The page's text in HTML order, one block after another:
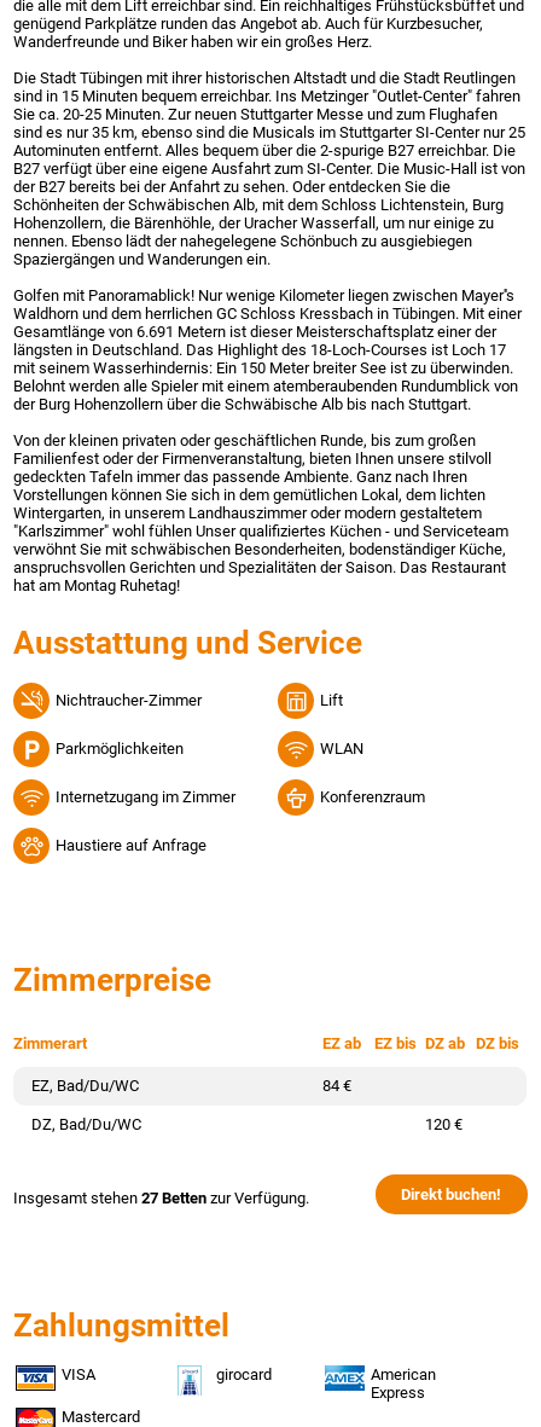
Ausstattung und Service
Nichtraucher-Zimmer Lift
Parkmöglichkeiten WLAN
Internetzugang im Zimmer Konferenzraum
Haustiere auf Anfrage
Zimmerpreise
Zimmerart EZ ab EZ bis DZ ab DZ bis
EZ, Bad/Du/WC 84 €
DZ, Bad/Du/WC 120 €
Insgesamt stehen27 Betten zur Verfügung. Direkt buchen!
Zahlungsmittel
VISA girocard
American
Express
Mastercard
die alle mit dem Lift erreichbar sind. Ein reichhaltiges Frühstücksbüffet und
genügend Parkplätze runden das Angebot ab. Auch für Kurzbesucher,
Wanderfreunde und Biker haben wir ein großes Herz.
Die Stadt Tübingen mit ihrer historischen Altstadt und die Stadt Reutlingen
sind in 15 Minuten bequem erreichbar. Ins Metzinger "Outlet-Center" fahren
Sie ca. 20-25 Minuten. Zur neuen Stuttgarter Messe und zum Flughafen
sind es nur 35 km, ebenso sind die Musicals im Stuttgarter SI-Center nur 25
Autominuten entfernt. Alles bequem über die 2-spurige B27 erreichbar. Die
B27 verfügt über eine eigene Ausfahrt zum SI-Center. Die Music-Hall ist von
der B27 bereits bei der Anfahrt zu sehen. Oder entdecken Sie die
Schönheiten der Schwäbischen Alb, mit dem Schloss Lichtenstein, Burg
Hohenzollern, die Bärenhöhle, der Uracher Wasserfall, um nur einige zu
nennen. Ebenso lädt der nahegelegene Schönbuch zu ausgiebiegen
Spaziergängen und Wanderungen ein.
Golfen mit Panoramablick! Nur wenige Kilometer liegen zwischen Mayer''s
Waldhorn und dem herrlichen GC Schloss Kressbach in Tübingen. Mit einer
Gesamtlänge von 6.691 Metern ist dieser Meisterschaftsplatz einer der
längsten in Deutschland. Das Highlight des 18-Loch-Courses ist Loch 17
mit seinem Wasserhindernis: Ein 150 Meter breiter See ist zu überwinden.
Belohnt werden alle Spieler mit einem atemberaubenden Rundumblick von
der Burg Hohenzollern über die Schwäbische Alb bis nach Stuttgart.
Von der kleinen privaten oder geschäftlichen Runde, bis zum großen
Familienfest oder der Firmenveranstaltung, bieten Ihnen unsere stilvoll
gedeckten Tafeln immer das passende Ambiente. Ganz nach Ihren
Vorstellungen können Sie sich in dem gemütlichen Lokal, dem lichten
Wintergarten, in unserem Landhauszimmer oder modern gestaltetem
"Karlszimmer" wohl fühlen Unser qualifiziertes Küchen - und Serviceteam
verwöhnt Sie mit schwäbischen Besonderheiten, bodenständiger Küche,
anspruchsvollen Gerichten und Spezialitäten der Saison. Das Restaurant
hat am Montag Ruhetag!